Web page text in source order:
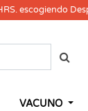
escogiendo
VACUNO